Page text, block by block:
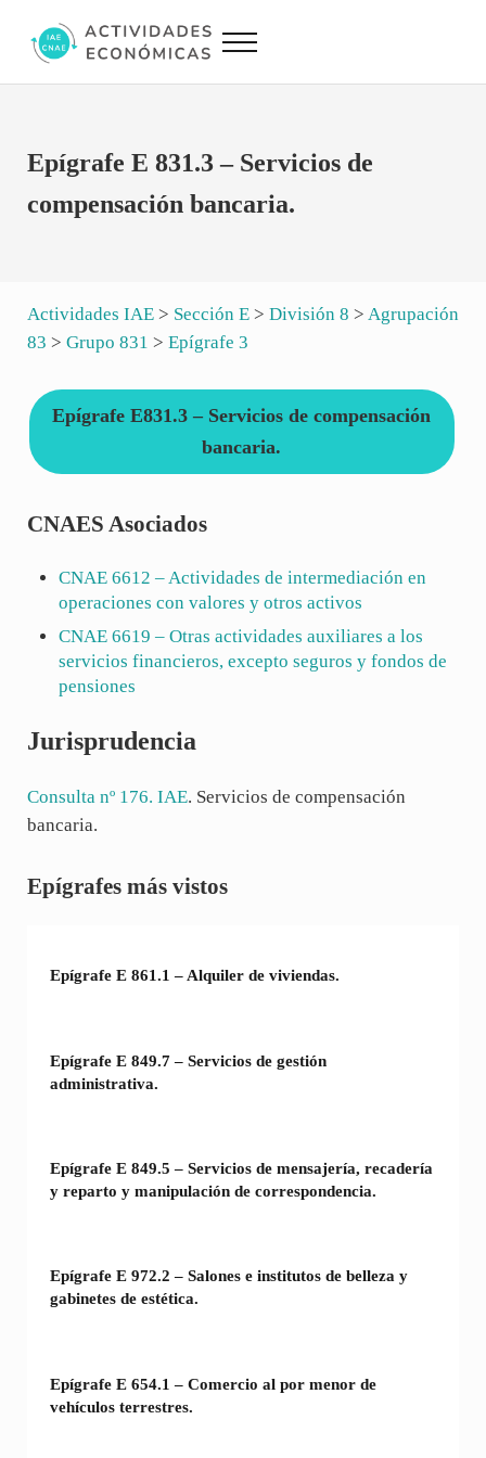
Actividades Económicas IAE CNAE
Menu
Epígrafe E 831.3 – Servicios de
compensación bancaria.
Actividades IAE> Sección E> División 8 > Agrupación
83 > Grupo 831 > Epígrafe 3
Epígrafe E831.3 – Servicios de compensación
bancaria.
CNAES Asociados
CNAE6612 – Actividades de intermediación en
operaciones con valores y otros activos
CNAE6619 – Otras actividades auxiliares a los
servicios financieros, excepto seguros y fondos de
pensiones
Jurisprudencia
Consulta nº 176. IAE. Servicios de compensación
bancaria.
Sidebar
Epígrafes más vistos
Epígrafe E 861.1 – Alquiler de viviendas.
Epígrafe E 849.7 – Servicios de gestión
administrativa.
Epígrafe E 849.5 – Servicios de mensajería, recadería
y reparto y manipulación de correspondencia.
Epígrafe E 972.2 – Salones e institutos de belleza y
gabinetes de estética.
Epígrafe E 654.1 – Comercio al por menor de
vehículos terrestres.